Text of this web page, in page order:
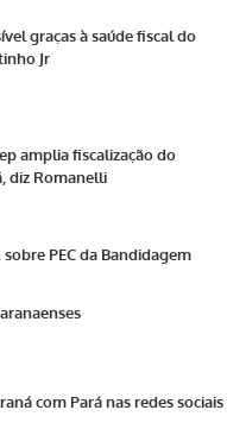
graças à saúde fiscal do
Jr
amplia fiscalização do
diz Romanelli
PEC da Bandidagem
com Pará nas redes sociais